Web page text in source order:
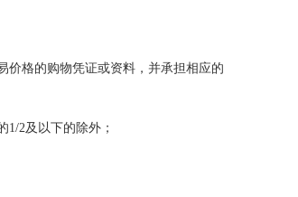
格的购物凭证或资料，并承担相应的
2及以下的除外；